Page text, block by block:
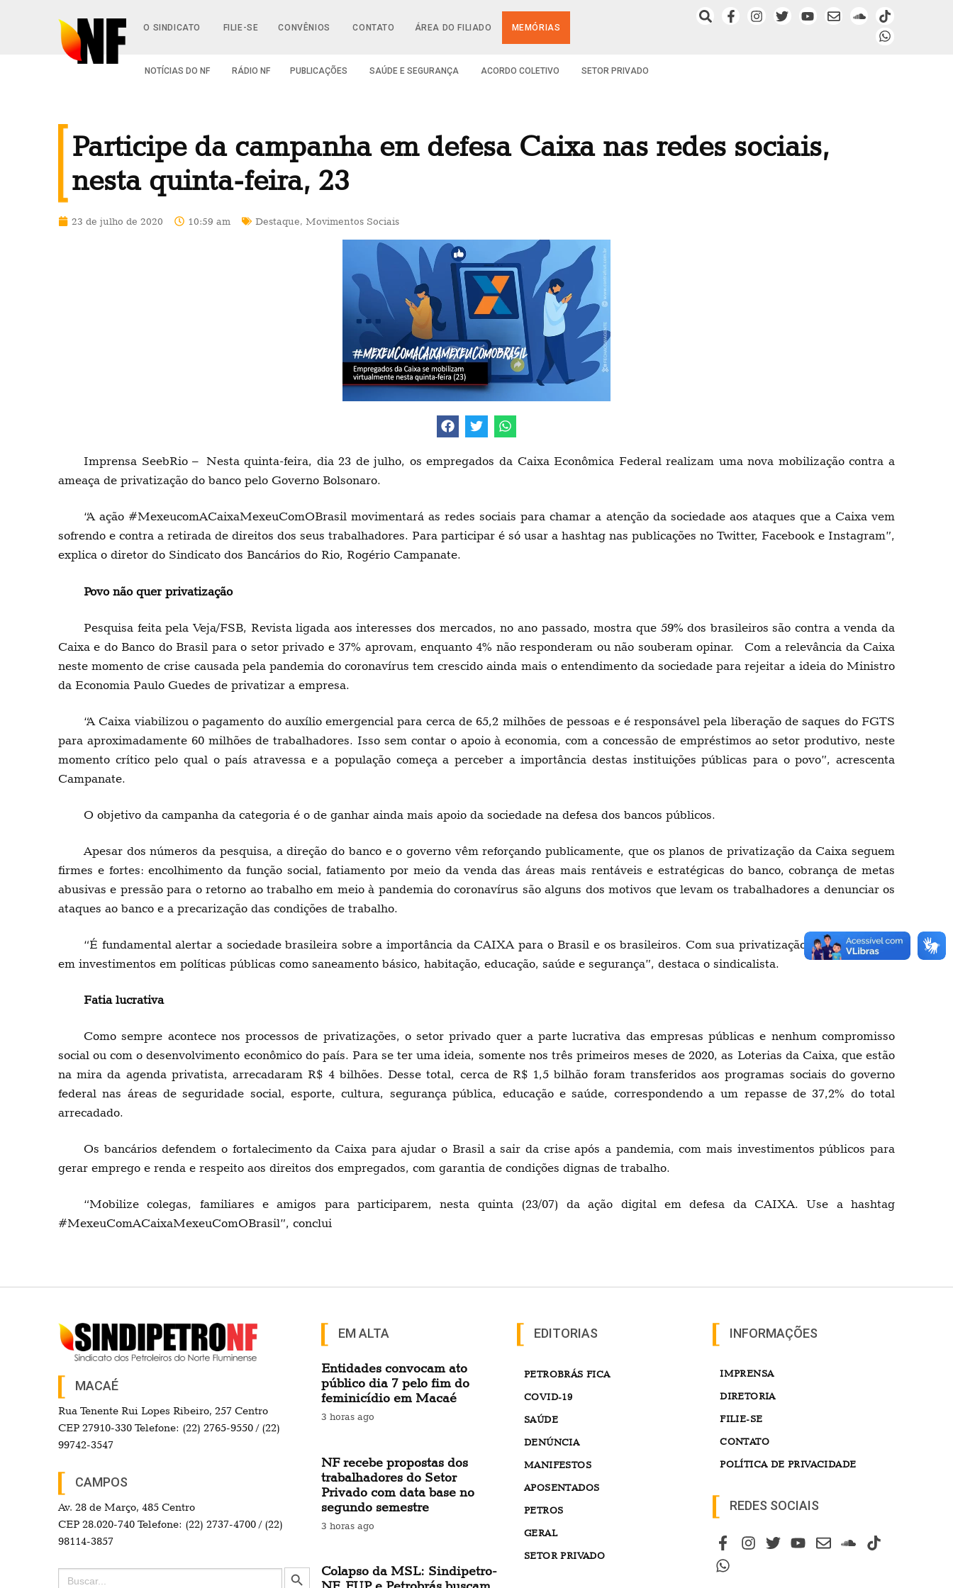
O SINDICATO FILIE-SE CONVÊNIOS CONTATO ÁREA DO FILIADO MEMÓRIAS
NOTÍCIAS DO NF RÁDIO NF PUBLICAÇÕES SAÚDE E SEGURANÇA ACORDO COLETIVO SETOR PRIVADO
Participe da campanha em defesa Caixa nas redes sociais,
nesta quinta-feira, 23
23 de julho de 2020 10:59 am Destaque, Movimentos Sociais
Imprensa SeebRio – Nesta quinta-feira, dia 23 de julho, os empregados da Caixa Econômica Federal realizam uma nova mobilização contra a
ameaça de privatização do banco pelo Governo Bolsonaro.
“A ação #MexeucomACaixaMexeuComOBrasil movimentará as redes sociais para chamar a atenção da sociedade aos ataques que a Caixa vem
sofrendo e contra a retirada de direitos dos seus trabalhadores. Para participar é só usar a hashtag nas publicações no Twitter, Facebook e Instagram”,
explica o diretor do Sindicato dos Bancários do Rio, Rogério Campanate.
Povo não quer privatização
Pesquisa feita pela Veja/FSB, Revista ligada aos interesses dos mercados, no ano passado, mostra que 59% dos brasileiros são contra a venda da
Caixa e do Banco do Brasil para o setor privado e 37% aprovam, enquanto 4% não responderam ou não souberam opinar. Com a relevância da Caixa
neste momento de crise causada pela pandemia do coronavírus tem crescido ainda mais o entendimento da sociedade para rejeitar a ideia do Ministro
da Economia Paulo Guedes de privatizar a empresa.
“A Caixa viabilizou o pagamento do auxílio emergencial para cerca de 65,2 milhões de pessoas e é responsável pela liberação de saques do FGTS
para aproximadamente 60 milhões de trabalhadores. Isso sem contar o apoio à economia, com a concessão de empréstimos ao setor produtivo, neste
momento crítico pelo qual o país atravessa e a população começa a perceber a importância destas instituições públicas para o povo”, acrescenta
Campanate.
O objetivo da campanha da categoria é o de ganhar ainda mais apoio da sociedade na defesa dos bancos públicos.
Apesar dos números da pesquisa, a direção do banco e o governo vêm reforçando publicamente, que os planos de privatização da Caixa seguem
firmes e fortes: encolhimento da função social, fatiamento por meio da venda das áreas mais rentáveis e estratégicas do banco, cobrança de metas
abusivas e pressão para o retorno ao trabalho em meio à pandemia do coronavírus são alguns dos motivos que levam os trabalhadores a denunciar os
ataques ao banco e a precarização das condições de trabalho.
“É fundamental alertar a sociedade brasileira sobre a importância da CAIXA para o Brasil e os brasileiros. Com sua privatização, o País perderá
em investimentos em políticas públicas como saneamento básico, habitação, educação, saúde e segurança”, destaca o sindicalista.
Fatia lucrativa
Como sempre acontece nos processos de privatizações, o setor privado quer a parte lucrativa das empresas públicas e nenhum compromisso
social ou com o desenvolvimento econômico do país. Para se ter uma ideia, somente nos três primeiros meses de 2020, as Loterias da Caixa, que estão
na mira da agenda privatista, arrecadaram R$ 4 bilhões. Desse total, cerca de R$ 1,5 bilhão foram transferidos aos programas sociais do governo
federal nas áreas de seguridade social, esporte, cultura, segurança pública, educação e saúde, correspondendo a um repasse de 37,2% do total
arrecadado.
Os bancários defendem o fortalecimento da Caixa para ajudar o Brasil a sair da crise após a pandemia, com mais investimentos públicos para
gerar emprego e renda e respeito aos direitos dos empregados, com garantia de condições dignas de trabalho.
“Mobilize colegas, familiares e amigos para participarem, nesta quinta (23/07) da ação digital em defesa da CAIXA. Use a hashtag
#MexeuComACaixaMexeuComOBrasil”, conclui
MACAÉ
Rua Tenente Rui Lopes Ribeiro, 257 Centro
CEP 27910-330 Telefone: (22) 2765-9550 / (22)
99742-3547
CAMPOS
Av. 28 de Março, 485 Centro
CEP 28.020-740 Telefone: (22) 2737-4700 / (22)
98114-3857
Search
for:
Search Button
EM ALTA
Entidades convocam ato
público dia 7 pelo fim do
feminicídio em Macaé
3 horas ago
NF recebe propostas dos
trabalhadores do Setor
Privado com data base no
segundo semestre
3 horas ago
Colapso da MSL: Sindipetro-
EDITORIAS
PETROBRÁS FICA
COVID-19
SAÚDE
DENÚNCIA
MANIFESTOS
APOSENTADOS
PETROS
GERAL
SETOR PRIVADO
INFORMAÇÕES
IMPRENSA
DIRETORIA
FILIE-SE
CONTATO
POLÍTICA DE PRIVACIDADE
REDES SOCIAIS